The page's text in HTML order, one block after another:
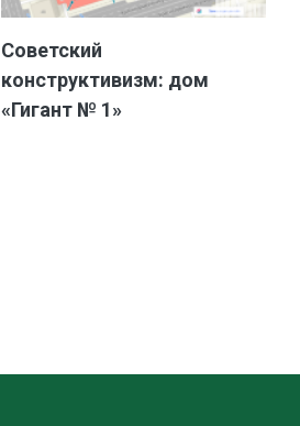
Советский
конструктивизм: дом
«Гигант № 1»